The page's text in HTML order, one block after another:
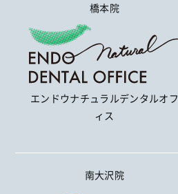
橋本院
エンドウナチュラルデンタルオフ
ィス
南大沢院